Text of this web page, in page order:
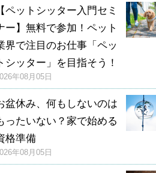
【ペットシッター入門セミ
ー】無料で参加！ペット
界で注目のお仕事「ペッ
シッター」を目指そう！
年08月05日
盆休み、何もしないのは
ったいない？家で始める
格準備
年08月05日